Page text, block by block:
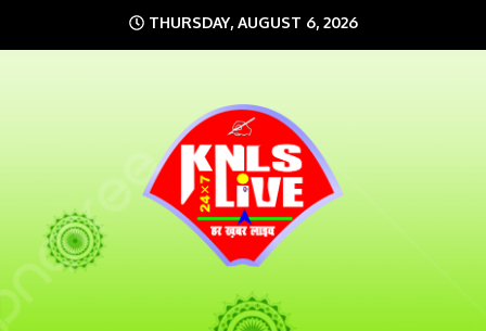
to
THURSDAY, AUGUST 6, 2026
KNLS LIVE
India`s No.1 News Portal